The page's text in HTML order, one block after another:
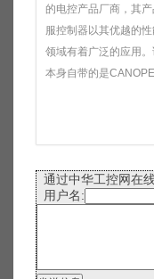
的电控产品厂商，其
服控制器以其优越的
领域有着广泛的应用
本身自带的是
通过中华工控网在
用户名: